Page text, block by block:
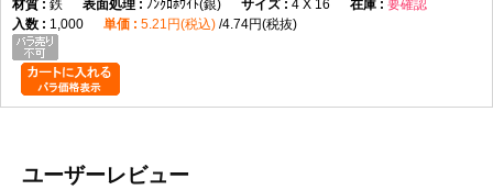
鉄
ﾉﾝｸﾛﾎﾜｲﾄ(銀) 4 X 16
要確認
1,000
5.21円(税込) 4.74円(税抜)
ユーザーレビュー